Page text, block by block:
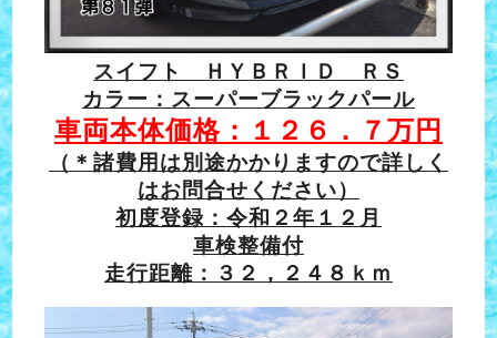
スイフト ＨＹＢＲＩＤ ＲＳ
カラー：スーパーブラックパール
車両本体価格：１２６．７万円
（＊諸費用は別途かかりますので詳しく
はお問合せください）
初度登録：令和２年１２月
車検整備付
走行距離：３２，２４８ｋｍ